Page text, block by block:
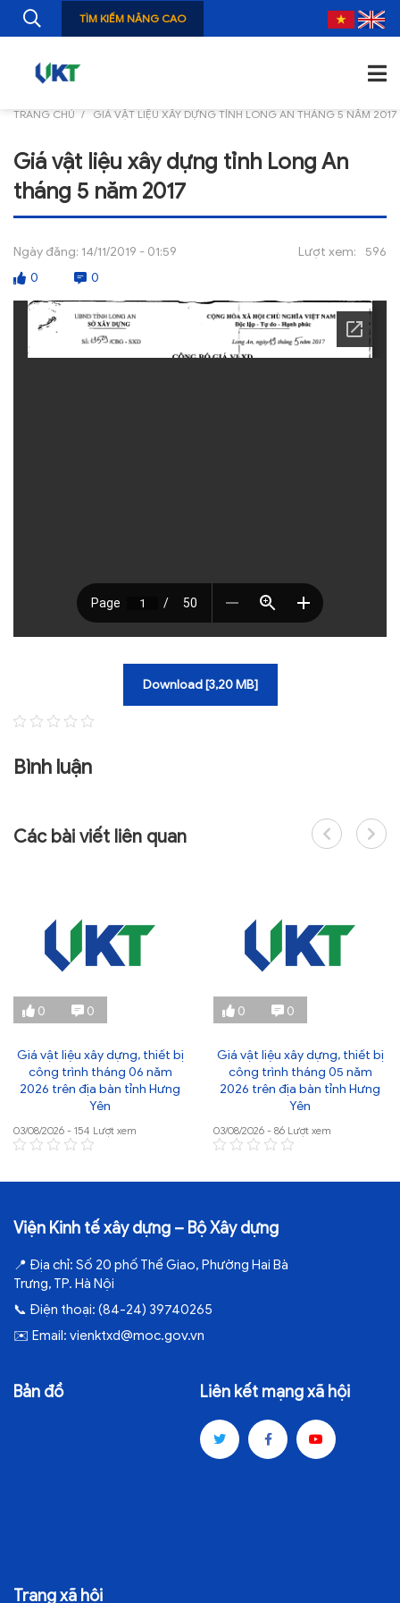
GIỚI THIỆU
TIN TỨC
NGHIÊN CỨU
ẤN PHẨM
ĐÀO TẠO, BỒI DƯỠNG
TƯ VẤN
TÌM KIẾM NÂNG CAO
TRANG CHỦ GIÁ VẬT LIỆU XÂY DỰNG TỈNH LONG AN THÁNG 5 NĂM 2017
Giá vật liệu xây dựng tỉnh Long An
tháng 5 năm 2017
Ngày đăng: 14/11/2019 - 01:59 Lượt xem:
596
0
0
Download [3,20 MB]
Bình luận
Các bài viết liên quan
0 0
Giá vật liệu xây dựng, thiết bị
công trình tháng 06 năm
2026 trên địa bàn tỉnh Hưng
Yên
03/08/2026 - 154 Lượt xem
0 0
Giá vật liệu xây dựng, thiết bị
công trình tháng 05 năm
2026 trên địa bàn tỉnh Hưng
Yên
03/08/2026 - 86 Lượt xem
Viện Kinh tế xây dựng – Bộ Xây dựng
📍 Địa chỉ: Số 20 phố Thể Giao, Phường Hai Bà
Trưng, TP. Hà Nội
📞 Điện thoại: (84-24) 39740265
✉️ Email: vienktxd@moc.gov.vn
Bản đồ Liên kết mạng xã hội
Trang xã hội